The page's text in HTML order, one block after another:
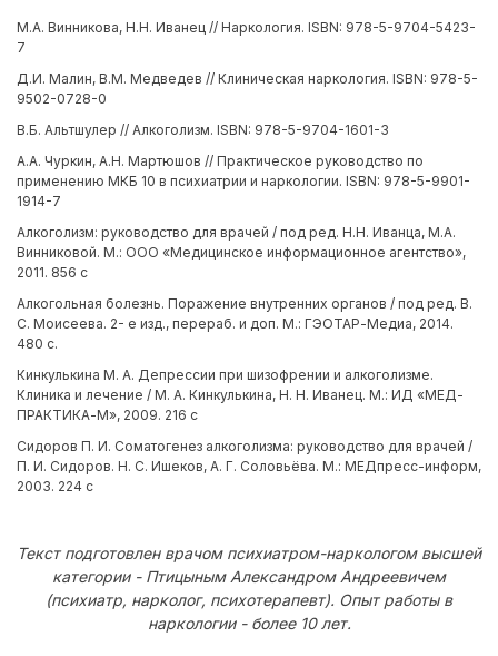
М.А. Винникова, Н.Н. Иванец // Наркология. ISBN: 978-5-9704-5423-
7
Д.И. Малин, В.М. Медведев // Клиническая наркология. ISBN: 978-5-
9502-0728-0
В.Б. Альтшулер // Алкоголизм. ISBN: 978-5-9704-1601-3
А.А. Чуркин, А.Н. Мартюшов // Практическое руководство по
применению МКБ 10 в психиатрии и наркологии. ISBN: 978-5-9901-
1914-7
Алкоголизм: руководство для врачей / под ред. Н.Н. Иванца, М.А.
Винниковой. М.: ООО «Медицинское информационное агентство»,
2011. 856 с
Алкогольная болезнь. Поражение внутренних органов / под ред. В.
С. Моисеева. 2- е изд., перераб. и доп. М.: ГЭОТАР-Медиа, 2014.
480 с.
Кинкулькина М. А. Депрессии при шизофрении и алкоголизме.
Клиника и лечение / М. А. Кинкулькина, Н. Н. Иванец. М.: ИД «МЕД-
ПРАКТИКА-М», 2009. 216 с
Сидоров П. И. Соматогенез алкоголизма: руководство для врачей /
П. И. Сидоров. Н. С. Ишеков, А. Г. Соловьёва. М.: МЕДпресс-информ,
2003. 224 с
Текст подготовлен врачом психиатром-наркологом высшей
категории - Птицыным Александром Андреевичем
(психиатр, нарколог, психотерапевт). Опыт работы в
наркологии - более 10 лет.